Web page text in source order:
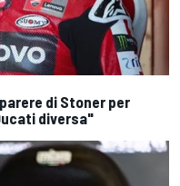
di Stoner per
diversa"